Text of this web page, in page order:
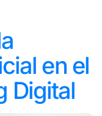
en el
Digital